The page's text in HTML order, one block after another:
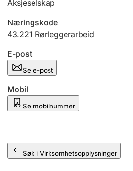
Offentlig sektor
Andre tema
Aksjeselskap
Næringskode
43.221 Rørleggerarbeid
E-post
Se e-post
Mobil
Se mobilnummer
Søk i Virksomhetsopplysninger